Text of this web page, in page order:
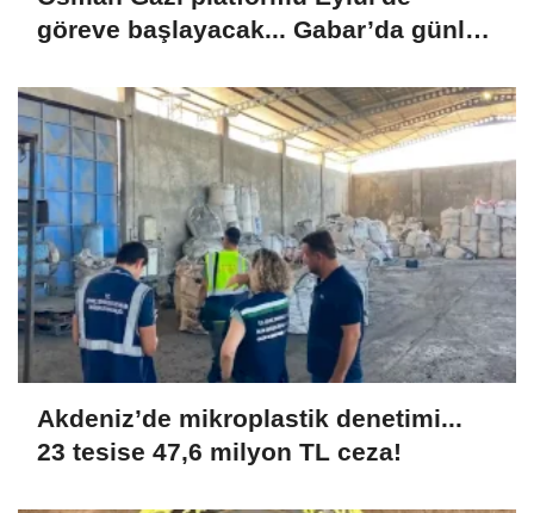
göreve başlayacak... Gabar’da günlük
Akdeniz’de mikroplastik denetimi...
23 tesise 47,6 milyon TL ceza!